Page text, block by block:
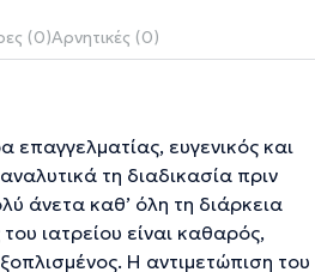
(0)Αρνητικές (0)
επαγγελματίας, ευγενικός και
τη διαδικασία πριν
άνετα καθ’ όλη τη διάρκεια
ιατρείου είναι καθαρός,
Η αντιμετώπιση του